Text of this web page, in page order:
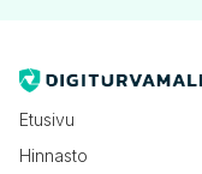
Etusivu
Hinnasto